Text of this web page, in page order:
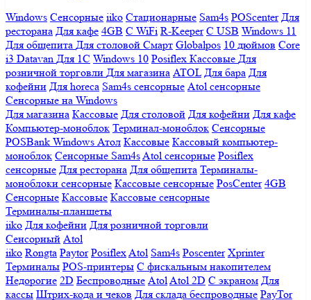
Windows Сенсорные iiko Стационарные Sam4s POScenter Для
ресторана Для кафе 4GB С WiFi R-Keeper С USB Windows 11
Для общепита Для столовой Смарт Globalpos 10 дюймов Core
i3 Datavan Для 1С Windows 10 Posiflex Кассовые Для
розничной торговли Для магазина ATOL Для бара Для
кофейни Для horeca Sam4s сенсорные Atol сенсорные
Сенсорные на Windows
Для магазина Кассовые Для столовой Для кофейни Для кафе
Компьютер-моноблок Терминал-моноблок Сенсорные
POSBank Windows Атол Кассовые Кассовый компьютер-
моноблок Сенсорные Sam4sAtol сенсорные Posiflex
сенсорные Для ресторана Для общепита Терминалы-
моноблоки сенсорные Кассовые сенсорные PosCenter 4GB
Сенсорные Кассовые Кассовые сенсорные
Терминалы-планшеты
iiko Для кофейни Для розничной торговли
Сенсорный Atol
iiko Rongta Paytor PosiflexAtol Sam4s Poscenter Xprinter
Терминалы POS-принтеры С фискальным накопителем
Недорогие 2D Беспроводные AtolAtol 2D С экраном Для
кассы Штрих-кода и чеков Для склада беспроводные PayTor